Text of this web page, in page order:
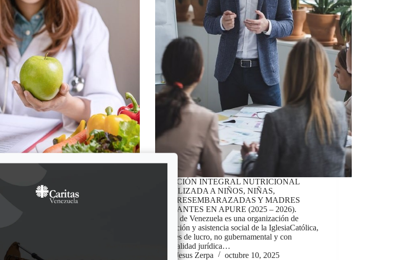
NUTRICIONAL
NIÑOS, NIÑAS,
Y MADRES
APURE (2025 – 2026).
no gubernamental y con
octubre 10, 2025
ATENCIÓN INTEGRAL NUTRICIONAL
FOCALIZADA A NIÑOS, NIÑAS,
MUJERESEMBARAZADAS Y MADRES
LACTANTES EN APURE (2025 – 2026).
Caritas de Venezuela es una organización de
promoción y asistencia social de la IglesiaCatólica,
sin fines de lucro, no gubernamental y con
personalidad jurídica…
Jesus Zerpa
octubre 10, 2025